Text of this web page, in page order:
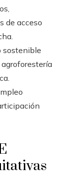
de acceso
sostenible
agroforestería